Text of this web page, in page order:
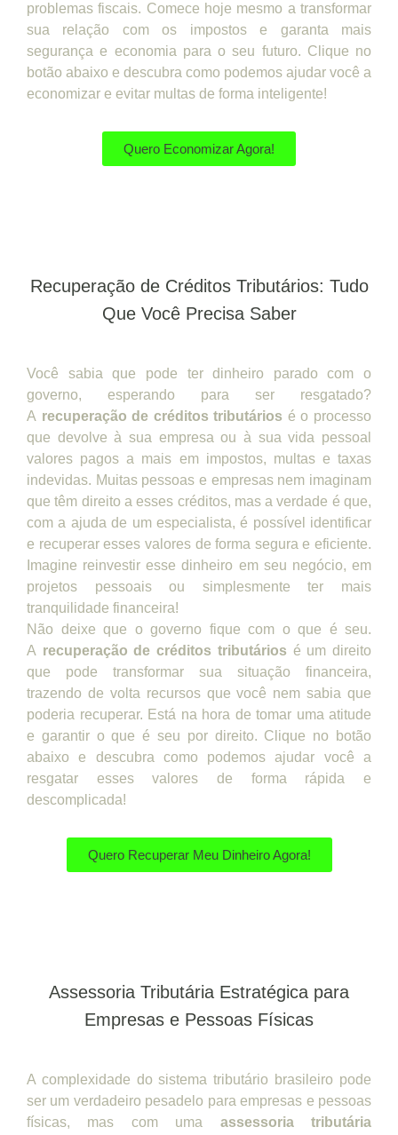
problemas fiscais. Comece hoje mesmo a transformar
sua relação com os impostos e garanta mais
segurança e economia para o seu futuro. Clique no
botão abaixo e descubra como podemos ajudar você a
economizar e evitar multas de forma inteligente!
Quero Economizar Agora!
Recuperação de Créditos Tributários: Tudo
Que Você Precisa Saber
Você sabia que pode ter dinheiro parado com o
governo, esperando para ser resgatado?
A recuperação de créditos tributários é o processo
que devolve à sua empresa ou à sua vida pessoal
valores pagos a mais em impostos, multas e taxas
indevidas. Muitas pessoas e empresas nem imaginam
que têm direito a esses créditos, mas a verdade é que,
com a ajuda de um especialista, é possível identificar
e recuperar esses valores de forma segura e eficiente.
Imagine reinvestir esse dinheiro em seu negócio, em
projetos pessoais ou simplesmente ter mais
tranquilidade financeira!
Não deixe que o governo fique com o que é seu.
A recuperação de créditos tributários é um direito
que pode transformar sua situação financeira,
trazendo de volta recursos que você nem sabia que
poderia recuperar. Está na hora de tomar uma atitude
e garantir o que é seu por direito. Clique no botão
abaixo e descubra como podemos ajudar você a
resgatar esses valores de forma rápida e
descomplicada!
Quero Recuperar Meu Dinheiro Agora!
Assessoria Tributária Estratégica para
Empresas e Pessoas Físicas
A complexidade do sistema tributário brasileiro pode
ser um verdadeiro pesadelo para empresas e pessoas
físicas, mas com uma assessoria tributária